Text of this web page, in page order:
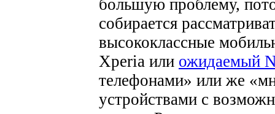
большую проблему,
собирается
высококлассные
Xperia или ожидаемый
телефонами» или же
устройствами с